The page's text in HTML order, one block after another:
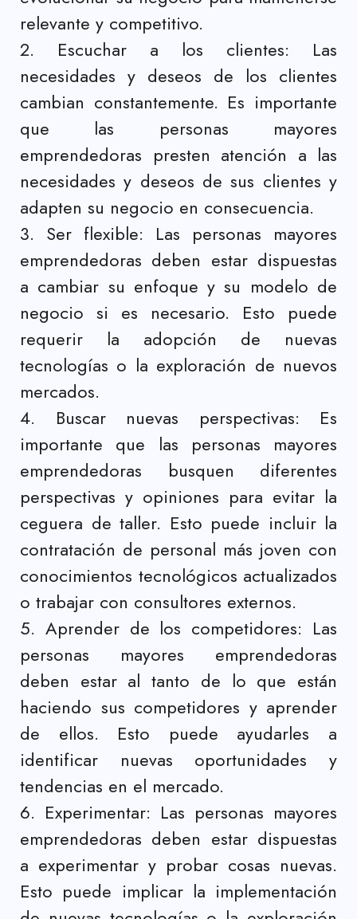
relevante y competitivo.
2. Escuchar a los clientes: Las
necesidades y deseos de los clientes
cambian constantemente. Es importante
que las personas mayores
emprendedoras presten atención a las
necesidades y deseos de sus clientes y
adapten su negocio en consecuencia.
3. Ser flexible: Las personas mayores
emprendedoras deben estar dispuestas
a cambiar su enfoque y su modelo de
negocio si es necesario. Esto puede
requerir la adopción de nuevas
tecnologías o la exploración de nuevos
mercados.
4. Buscar nuevas perspectivas: Es
importante que las personas mayores
emprendedoras busquen diferentes
perspectivas y opiniones para evitar la
ceguera de taller. Esto puede incluir la
contratación de personal más joven con
conocimientos tecnológicos actualizados
o trabajar con consultores externos.
5. Aprender de los competidores: Las
personas mayores emprendedoras
deben estar al tanto de lo que están
haciendo sus competidores y aprender
de ellos. Esto puede ayudarles a
identificar nuevas oportunidades y
tendencias en el mercado.
6. Experimentar: Las personas mayores
emprendedoras deben estar dispuestas
a experimentar y probar cosas nuevas.
Esto puede implicar la implementación